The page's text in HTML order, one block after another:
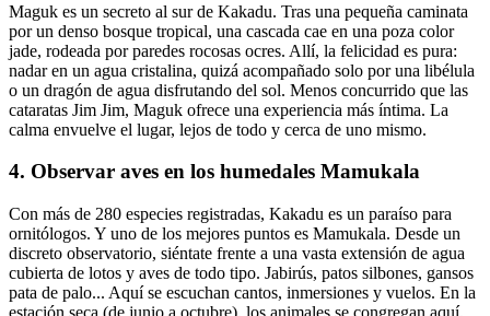
Maguk es un secreto al sur de Kakadu. Tras una pequeña caminata
por un denso bosque tropical, una cascada cae en una poza color
jade, rodeada por paredes rocosas ocres. Allí, la felicidad es pura:
nadar en un agua cristalina, quizá acompañado solo por una libélula
o un dragón de agua disfrutando del sol. Menos concurrido que las
cataratas Jim Jim, Maguk ofrece una experiencia más íntima. La
calma envuelve el lugar, lejos de todo y cerca de uno mismo.
4. Observar aves en los humedales Mamukala
Con más de 280 especies registradas, Kakadu es un paraíso para
ornitólogos. Y uno de los mejores puntos es Mamukala. Desde un
discreto observatorio, siéntate frente a una vasta extensión de agua
cubierta de lotos y aves de todo tipo. Jabirús, patos silbones, gansos
pata de palo... Aquí se escuchan cantos, inmersiones y vuelos. En la